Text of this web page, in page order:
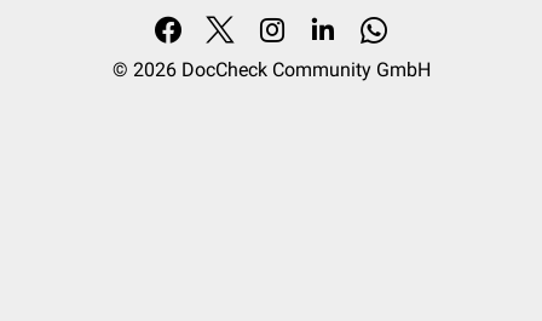
© 2026 DocCheck Community GmbH